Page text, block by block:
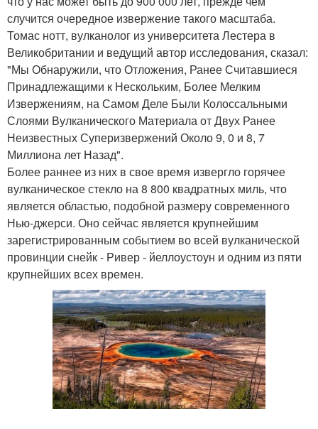
случится очередное извержение такого масштаба.
Томас нотт, вулканолог из университета Лестера в
Великобритании и ведущий автор исследования, сказал:
"Мы Обнаружили, что Отложения, Ранее Считавшиеся
Принадлежащими к Нескольким, Более Мелким
Извержениям, на Самом Деле Были Колоссальными
Слоями Вулканического Материала от Двух Ранее
Неизвестных Суперизвержений Около 9, 0 и 8, 7
Миллиона лет Назад".
Более раннее из них в свое время извергло горячее
вулканическое стекло на 8 800 квадратных миль, что
является областью, подобной размеру современного
Нью-джерси. Оно сейчас является крупнейшим
зарегистрированным событием во всей вулканической
провинции снейк - Ривер - йеллоустоун и одним из пяти
крупнейших всех времен.